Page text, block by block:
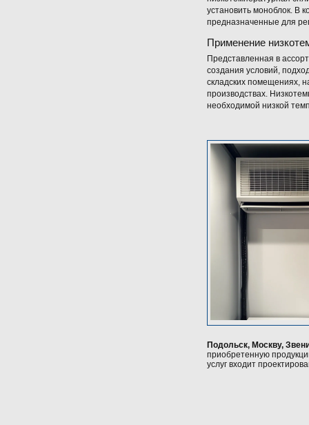
установить моноблок. В
предназначенные для
Применение
Представленная в
создания условий,
складских помещениях,
производствах.
необходимой низкой
Подольск, Москву,
приобретенную
услуг входит